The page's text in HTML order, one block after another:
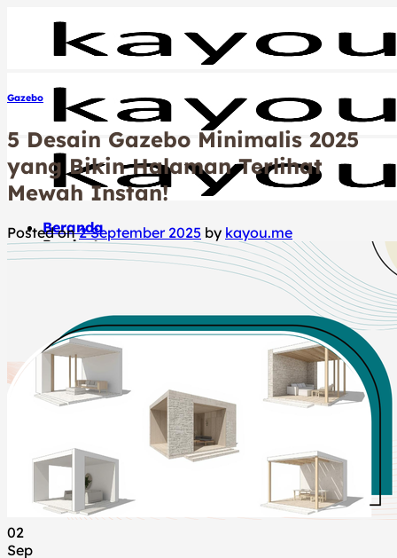
content
Beranda
Product
Our Service
Kontak Kami
Hubungi Kami
Gazebo
5 Desain Gazebo Minimalis 2025
yang Bikin Halaman Terlihat
Mewah Instan!
Posted on2 September 2025 by kayou.me
02
Sep